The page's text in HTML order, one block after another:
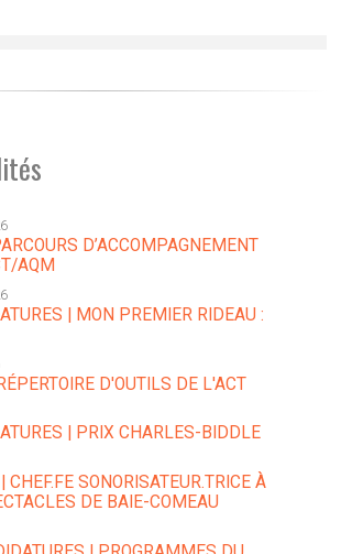
D’ACCOMPAGNEMENT
AQM
| MON PREMIER RIDEAU :
D'OUTILS DE L'ACT
| PRIX CHARLES-BIDDLE
SONORISATEUR.TRICE À
DE BAIE-COMEAU